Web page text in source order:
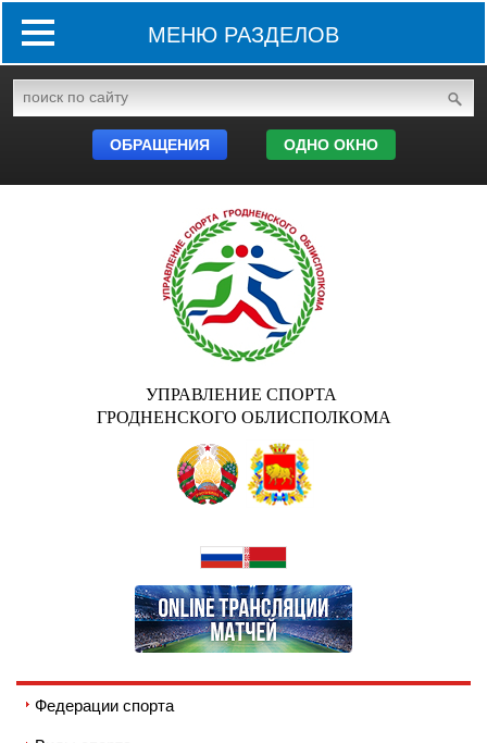
МЕНЮ РАЗДЕЛОВ
ОБРАЩЕНИЯ ОДНО ОКНО
УПРАВЛЕНИЕ СПОРТА
ГРОДНЕНСКОГО ОБЛИСПОЛКОМА
Федерации спорта